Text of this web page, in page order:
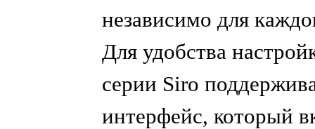
независимо для
Для удобства
серии Siro
интерфейс, который